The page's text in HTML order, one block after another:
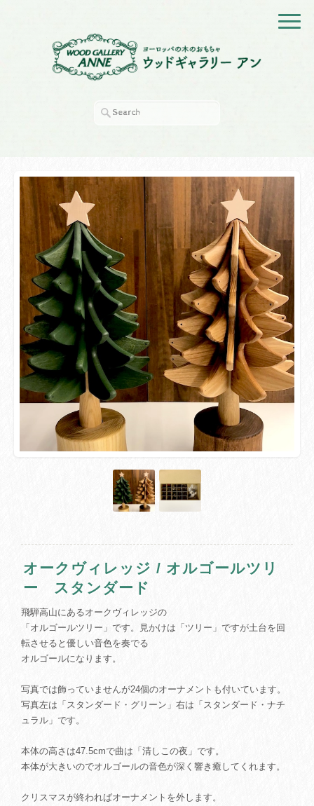
オークヴィレッジ / オルゴールツリ
ー スタンダード
飛騨高山にあるオークヴィレッジの
「オルゴールツリー」です。見かけは「ツリー」ですが土台を回
転させると優しい音色を奏でる
オルゴールになります。
写真では飾っていませんが24個のオーナメントも付いています。
写真左は「スタンダード・グリーン」右は「スタンダード・ナチ
ュラル」です。
本体の高さは47.5cmで曲は「清しこの夜」です。
本体が大きいのでオルゴールの音色が深く響き癒してくれます。
クリスマスが終わればオーナメントを外します。